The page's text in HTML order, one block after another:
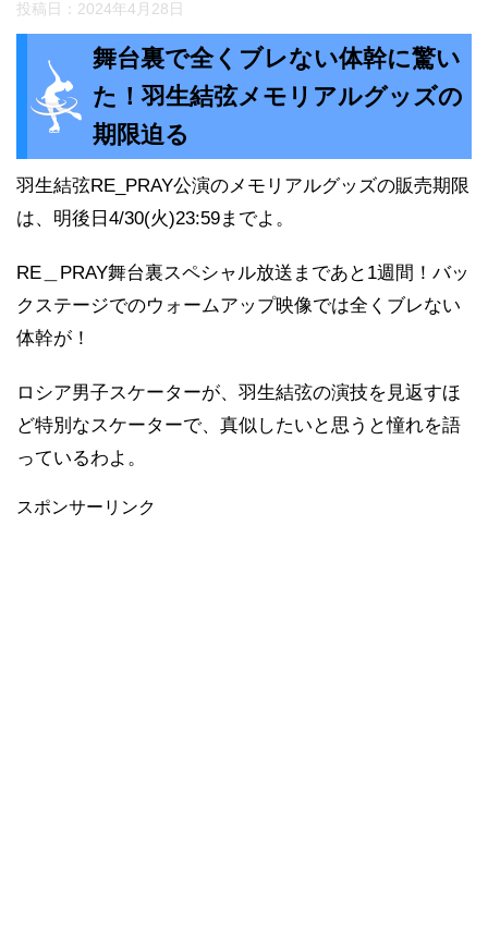
投稿日： 2024年4月28日
舞台裏で全くブレない体幹に驚い
た！羽生結弦メモリアルグッズの
期限迫る
羽生結弦RE_PRAY公演のメモリアルグッズの販売期限
は、明後日4/30(火)23:59までよ。
RE＿PRAY舞台裏スペシャル放送まであと1週間！バッ
クステージでのウォームアップ映像では全くブレない
体幹が！
ロシア男子スケーターが、羽生結弦の演技を見返すほ
ど特別なスケーターで、真似したいと思うと憧れを語
っているわよ。
スポンサーリンク